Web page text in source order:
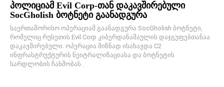
პოლიციამ Evil Corp-თან დაკავშირებული
SocGholish ბოტნეტი გაანადგურა
საერთაშორისო ოპერაციამ გაანადგურა SocGholish ბოტნეტი,
რომელიც რუსეთის Evil Corp კიბერდანაშაულის დაჯგუფებთანაა
დაკავშირებული. ოპერაცია მიზნად ისახავდა C2
ინფრასტრუქტურის ნეიტრალიზაციასა და ბოტნეტის
სარდლობის ჩახშობას.